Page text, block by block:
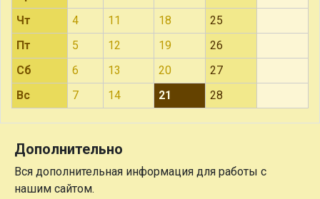
Чт
4 11 18
25
Пт
5 12 19
26
Сб
6 13 20
27
Вс
7 14 21 28
Дополнительно
Вся дополнительная информация для работы с
нашим сайтом.